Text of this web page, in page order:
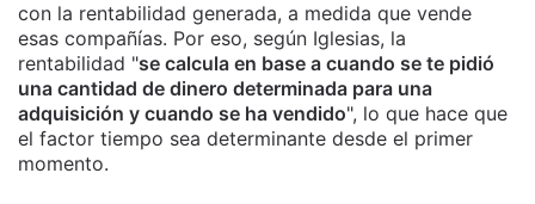
con la rentabilidad generada, a medida que vende
esas compañías. Por eso, según Iglesias, la
rentabilidad "se calcula en base a cuando se te pidió
una cantidad de dinero determinada para una
adquisición y cuando se ha vendido", lo que hace que
el factor tiempo sea determinante desde el primer
momento.